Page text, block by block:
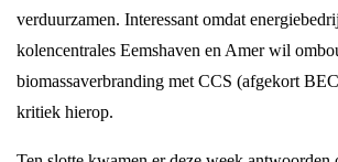
verduurzamen. Interessant omdat
kolencentrales Eemshaven en Amer wil
biomassaverbranding met CCS (afgekort
kritiek hierop.